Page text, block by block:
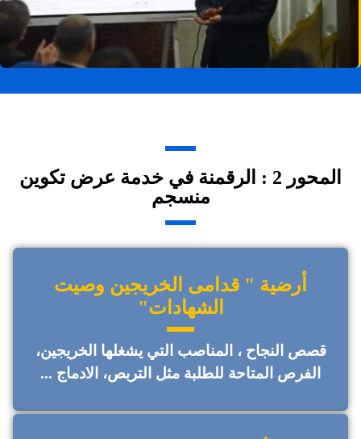
المحور 2 : الرقمنة في خدمة عرض تكوين
منسجم
أرضية " قدامى الخريجين وصيت
الشهادات"
قصص النجاح ، المناصب التي يشغلها الخريجين،
الفرص المتاحة للطلبة مثل التربص، الادماج ...